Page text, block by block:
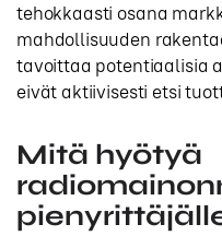
tehokkaasti osana
mahdollisuuden
tavoittaa potentiaalisia
eivät aktiivisesti etsi
Mitä hyötyä